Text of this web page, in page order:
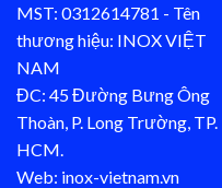
MST: 0312614781 - Tên
thương hiệu: INOX VIỆT
NAM
ĐC: 45 Đường Bưng Ông
Thoàn, P. Long Trường, TP.
HCM.
Web: inox-vietnam.vn